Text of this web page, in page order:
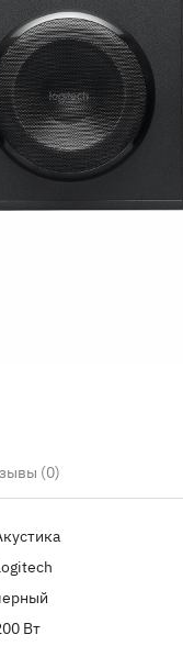
(0)
Вт